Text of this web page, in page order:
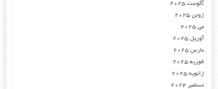
آگوست 2025
ژوئن 2025
می 2025
آوریل 2025
مارس 2025
فوریه 2025
ژانویه 2025
دسامبر 2024